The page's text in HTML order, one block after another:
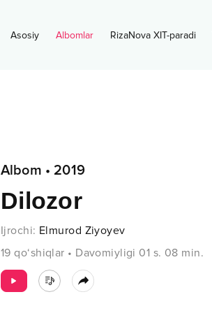
Asosiy Albomlar RizaNova XIT-paradi
Albom • 2019
Dilozor
Ijrochi: Elmurod Ziyoyev
19 qo‘shiqlar • Davomiyligi 01 s. 08 min.